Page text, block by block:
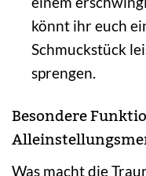
könnt ihr euch
Schmuckstück
sprengen.
Besondere
Was macht die